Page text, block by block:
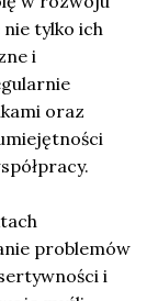
tylko ich
i
oraz
problemów
i